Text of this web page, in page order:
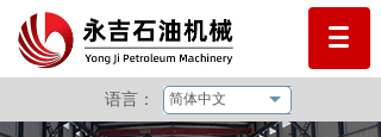
简体中文
语言：